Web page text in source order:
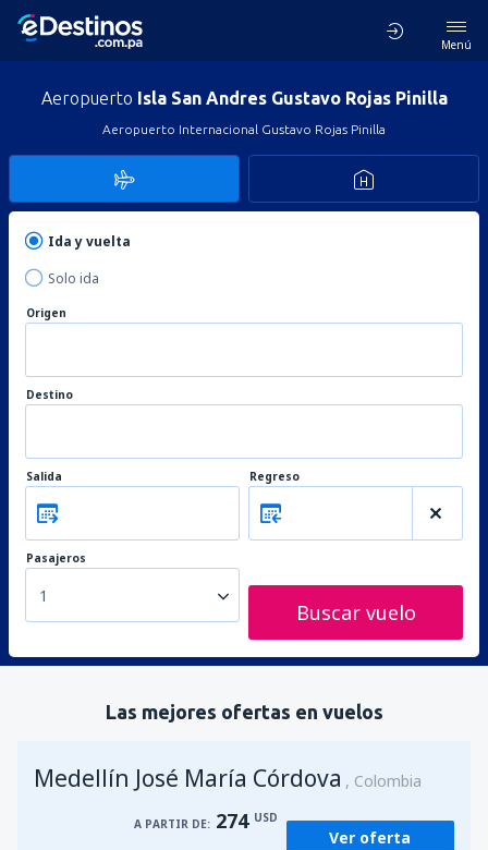
Menú
Aeropuerto Isla San Andres Gustavo Rojas Pinilla
Aeropuerto Internacional Gustavo Rojas Pinilla
Ida y vuelta
Solo ida
Origen
Destino
Salida Regreso
Pasajeros
1
Buscar vuelo
Las mejores ofertas en vuelos
Medellín José María Córdova Colombia
A PARTIR DE: 274 USD
Ver oferta